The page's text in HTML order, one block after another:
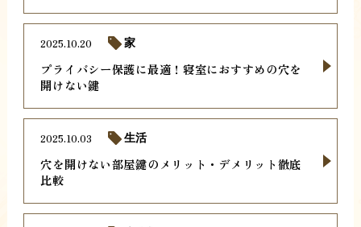
プライバシー保護に最適！寝室におすすめの穴を
開けない鍵
2025.10.20 家
穴を開けない部屋鍵のメリット・デメリット徹底
比較
2025.10.03 生活